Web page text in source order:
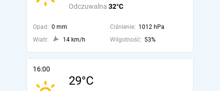
Odczuwalna 32°C
Opad: 0 mm Ciśnienie: 1012 hPa
Wiatr:
14 km/h Wilgotność: 53%
16:00
29°C